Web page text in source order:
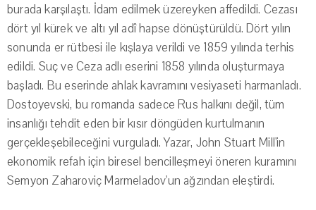
burada karşılaştı. İdam edilmek üzereyken affedildi. Cezası
dört yıl kürek ve altı yıl adî hapse dönüştürüldü. Dört yılın
sonunda er rütbesi ile kışlaya verildi ve 1859 yılında terhis
edildi. Suç ve Ceza adlı eserini 1858 yılında oluşturmaya
başladı. Bu eserinde ahlak kavramını vesiyaseti harmanladı.
Dostoyevski, bu romanda sadece Rus halkını değil, tüm
insanlığı tehdit eden bir kısır döngüden kurtulmanın
gerçekleşebileceğini vurguladı. Yazar, John Stuart Mill'in
ekonomik refah için biresel bencilleşmeyi öneren kuramını
Semyon Zaharoviç Marmeladov'un ağzından eleştirdi.